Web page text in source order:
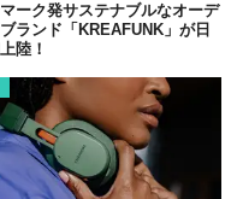
】
image: © 株式会社フォッシルジャパン
ーク発サステナブルなオーデ
ランド「KREAFUNK」が日
陸！